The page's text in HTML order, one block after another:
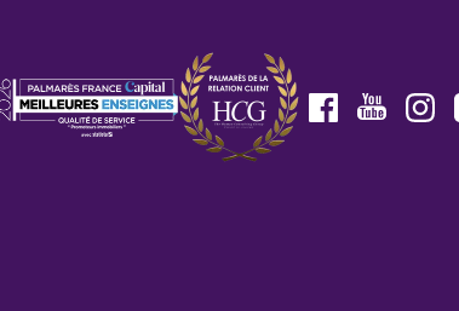
Facebook
Youtube